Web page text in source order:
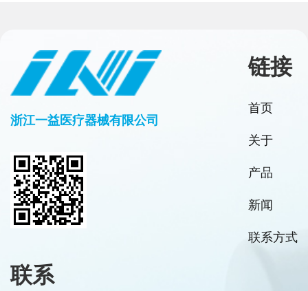
浙江一益医疗器械有限公司
链接
首页
关于
产品
新闻
联系方式
联系